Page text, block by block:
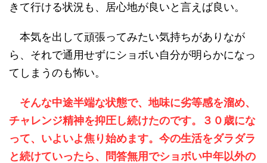
きて行ける状況も、居心地が良いと言えば良い。
本気を出して頑張ってみたい気持ちがありなが
ら、それで通用せずにショボい自分が明らかになっ
てしまうのも怖い。
そんな中途半端な状態で、地味に劣等感を溜め、
チャレンジ精神を抑圧し続けたのです。３０歳にな
って、いよいよ焦り始めます。今の生活をダラダラ
と続けていったら、問答無用でショボい中年以外の